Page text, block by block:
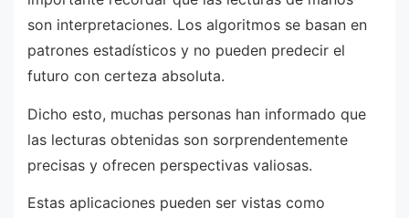
son interpretaciones. Los algoritmos se basan en
patrones estadísticos y no pueden predecir el
futuro con certeza absoluta.
Dicho esto, muchas personas han informado que
las lecturas obtenidas son sorprendentemente
precisas y ofrecen perspectivas valiosas.
Estas aplicaciones pueden ser vistas como